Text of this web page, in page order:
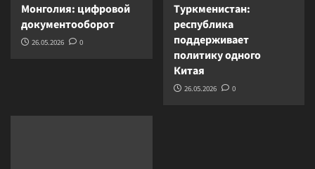
Монголия: цифровой
документооборот
26.05.2026 0
Туркменистан:
республика
поддерживает
политику одного
Китая
26.05.2026 0